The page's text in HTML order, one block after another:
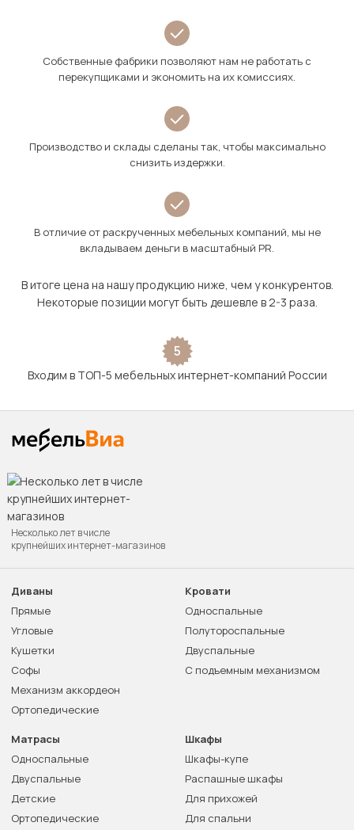
Собственные фабрики позволяют нам не работать с
перекупщиками и экономить на их комиссиях.
Производство и склады сделаны так, чтобы максимально
снизить издержки.
В отличие от раскрученных мебельных компаний, мы не
вкладываем деньги в масштабный PR.
В итоге цена на нашу продукцию ниже, чем у конкурентов.
Некоторые позиции могут быть дешевле в 2-3 раза.
5
Входим в ТОП-5 мебельных интернет-компаний России
Несколько лет в числе
крупнейших интернет-магазинов
Диваны
Прямые
Угловые
Кушетки
Софы
Механизм аккордеон
Ортопедические
Кровати
Односпальные
Полутороспальные
Двуспальные
С подъемным механизмом
Матрасы
Односпальные
Двуспальные
Детские
Ортопедические
Шкафы
Шкафы-купе
Распашные шкафы
Для прихожей
Для спальни